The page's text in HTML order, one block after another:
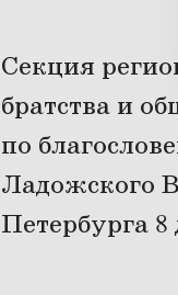
Секция
братства и
по
Ладожского
Петербурга 8